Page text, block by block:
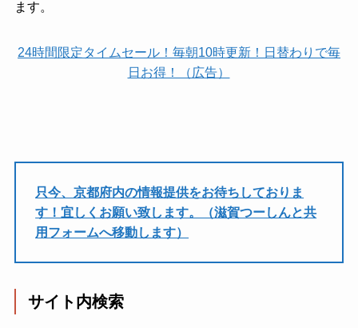
ます。
24時間限定タイムセール！毎朝10時更新！日替わりで毎
日お得！（広告）
只今、京都府内の情報提供をお待ちしておりま
す！宜しくお願い致します。（滋賀つーしんと共
用フォームへ移動します）
サイト内検索